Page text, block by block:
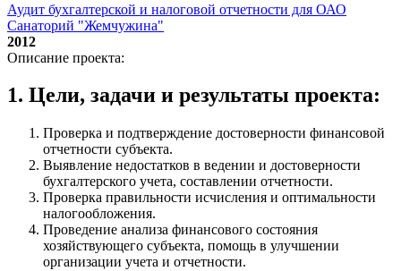
Аудит бухгалтерской и налоговой отчетности для ОАО
Санаторий "Жемчужина"
2012
Описание проекта:
1. Цели, задачи и результаты проекта:
Проверка и подтверждение достоверности финансовой
отчетности субъекта.
Выявление недостатков в ведении и достоверности
бухгалтерского учета, составлении отчетности.
Проверка правильности исчисления и оптимальности
налогообложения.
Проведение анализа финансового состояния
хозяйствующего субъекта, помощь в улучшении
организации учета и отчетности.